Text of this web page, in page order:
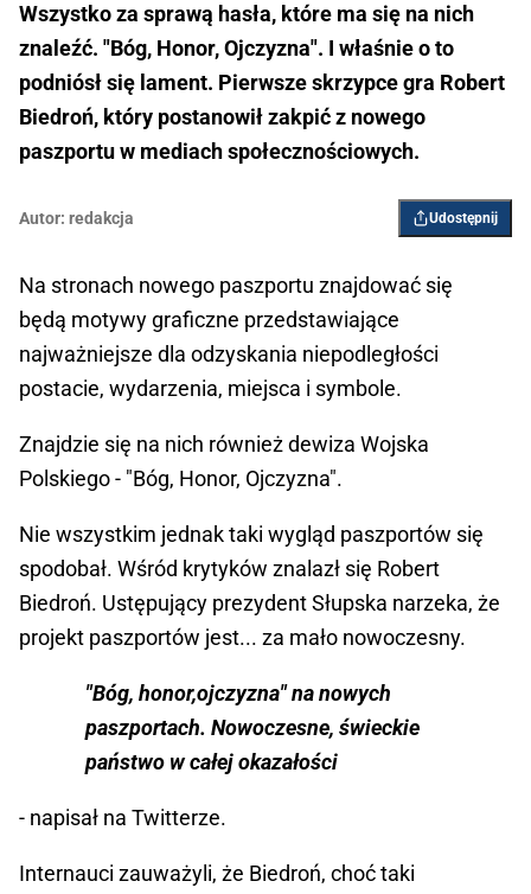
Wszystko za sprawą hasła, które ma się na nich
znaleźć. "Bóg, Honor, Ojczyzna". I właśnie o to
podniósł się lament. Pierwsze skrzypce gra Robert
Biedroń, który postanowił zakpić z nowego
paszportu w mediach społecznościowych.
Autor: redakcja Udostępnij
Na stronach nowego paszportu znajdować się
będą motywy graficzne przedstawiające
najważniejsze dla odzyskania niepodległości
postacie, wydarzenia, miejsca i symbole.
Znajdzie się na nich również dewiza Wojska
Polskiego - "Bóg, Honor, Ojczyzna".
Nie wszystkim jednak taki wygląd paszportów się
spodobał. Wśród krytyków znalazł się Robert
Biedroń. Ustępujący prezydent Słupska narzeka, że
projekt paszportów jest... za mało nowoczesny.
"Bóg, honor,ojczyzna" na nowych
paszportach. Nowoczesne, świeckie
państwo w całej okazałości
- napisał na Twitterze.
Internauci zauważyli, że Biedroń, choć taki